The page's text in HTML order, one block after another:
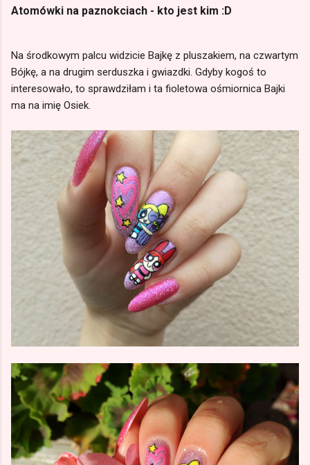
Atomówki na paznokciach - kto jest kim :D
Na środkowym palcu widzicie Bajkę z pluszakiem, na czwartym
Bójkę, a na drugim serduszka i gwiazdki. Gdyby kogoś to
interesowało, to sprawdziłam i ta fioletowa ośmiornica Bajki
ma na imię Osiek.